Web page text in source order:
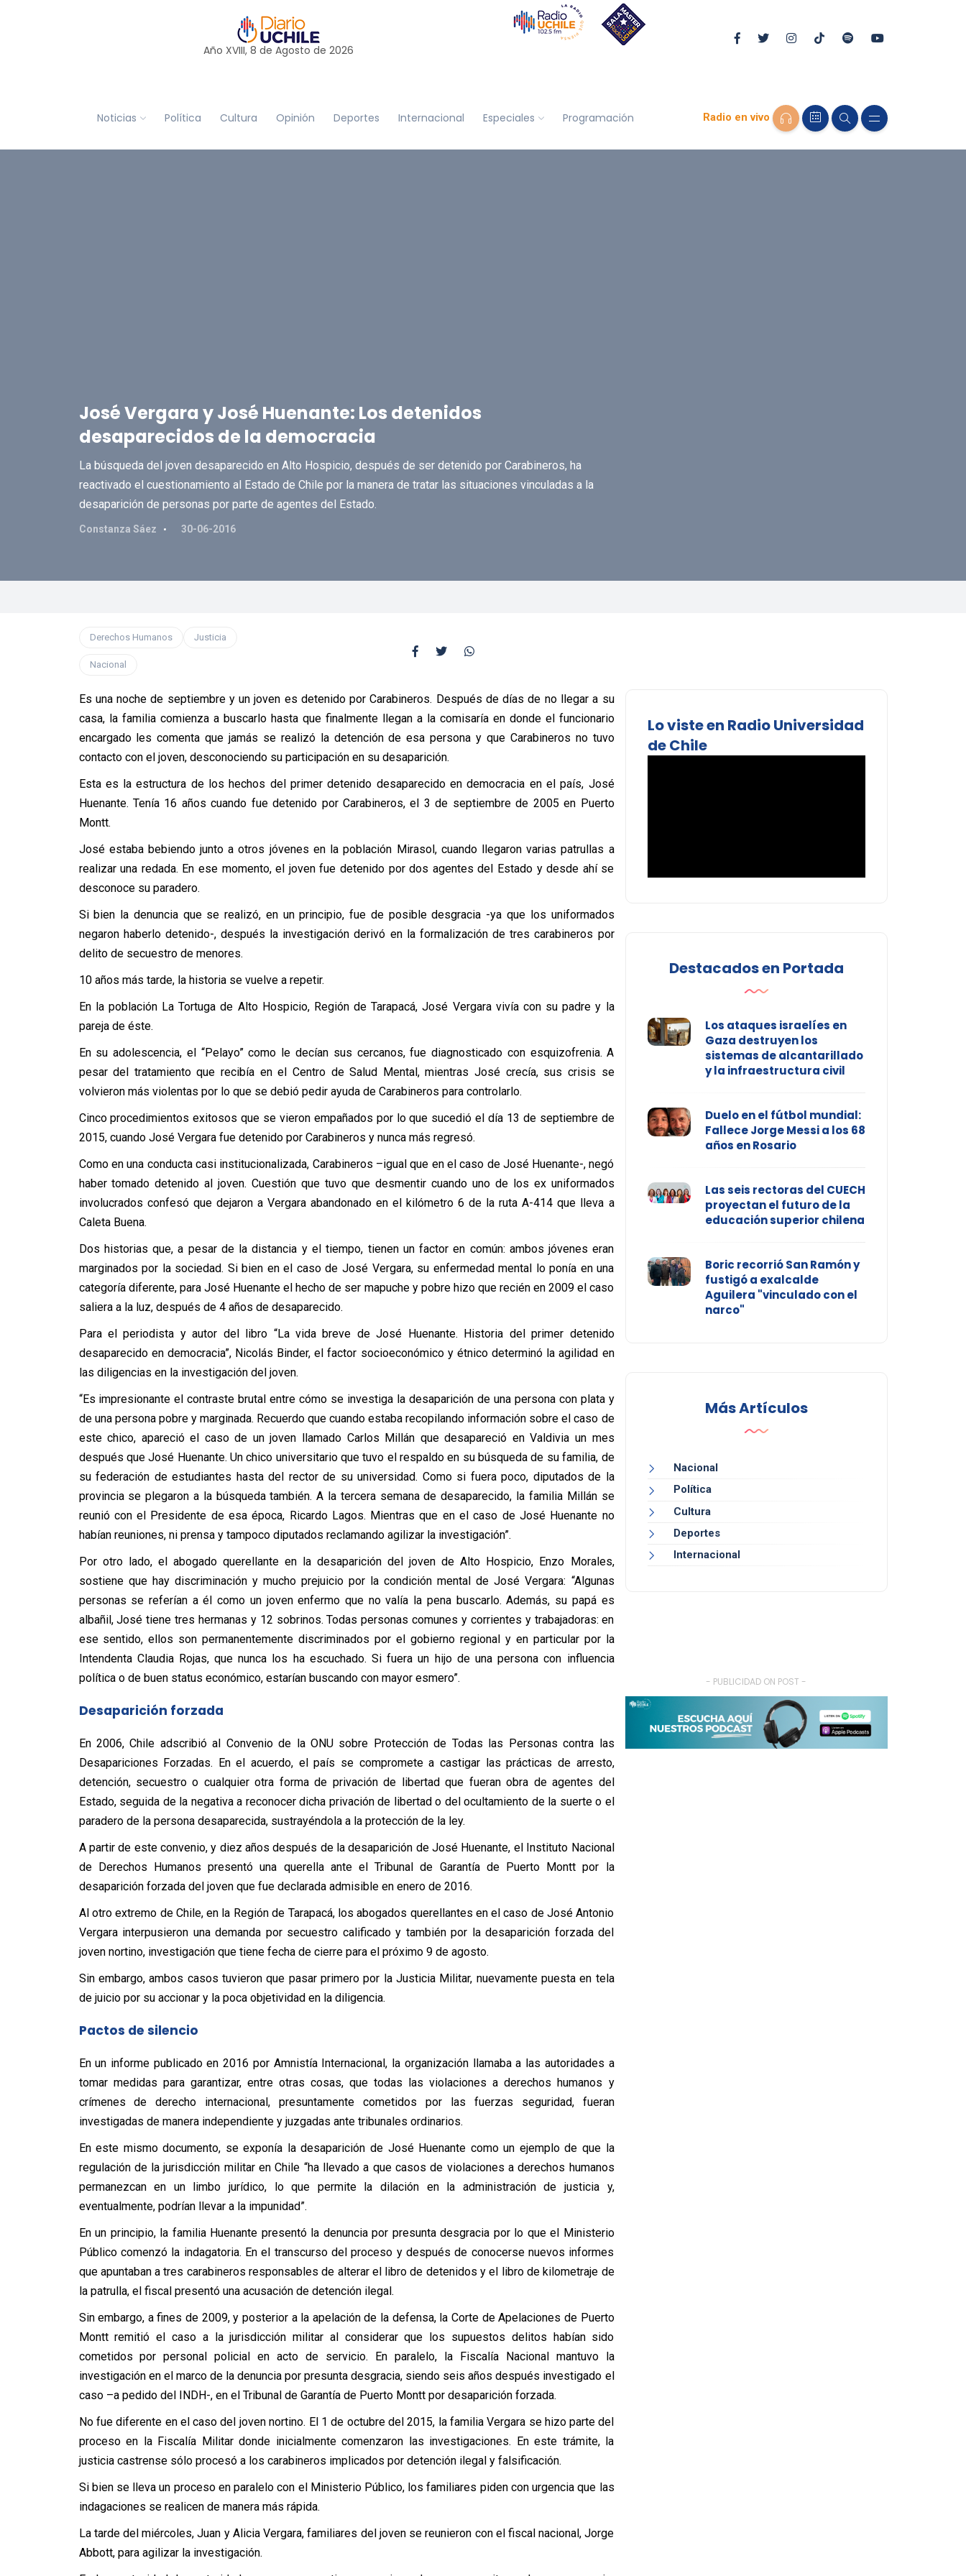
Año XVIII, 8 de Agosto de 2026
Noticias Política Cultura Opinión Deportes Internacional Especiales Programación Radio en vivo
José Vergara y José Huenante: Los detenidos
desaparecidos de la democracia
La búsqueda del joven desaparecido en Alto Hospicio, después de ser detenido por Carabineros, ha
reactivado el cuestionamiento al Estado de Chile por la manera de tratar las situaciones vinculadas a la
desaparición de personas por parte de agentes del Estado.
Constanza Sáez 30-06-2016
Derechos Humanos Justicia
Nacional
Es una noche de septiembre y un joven es detenido por Carabineros. Después de días de no llegar a su
casa, la familia comienza a buscarlo hasta que finalmente llegan a la comisaría en donde el funcionario
encargado les comenta que jamás se realizó la detención de esa persona y que Carabineros no tuvo
contacto con el joven, desconociendo su participación en su desaparición.
Esta es la estructura de los hechos del primer detenido desaparecido en democracia en el país, José
Huenante. Tenía 16 años cuando fue detenido por Carabineros, el 3 de septiembre de 2005 en Puerto
Montt.
José estaba bebiendo junto a otros jóvenes en la población Mirasol, cuando llegaron varias patrullas a
realizar una redada. En ese momento, el joven fue detenido por dos agentes del Estado y desde ahí se
desconoce su paradero.
Si bien la denuncia que se realizó, en un principio, fue de posible desgracia -ya que los uniformados
negaron haberlo detenido-, después la investigación derivó en la formalización de tres carabineros por
delito de secuestro de menores.
10 años más tarde, la historia se vuelve a repetir.
En la población La Tortuga de Alto Hospicio, Región de Tarapacá, José Vergara vivía con su padre y la
pareja de éste.
En su adolescencia, el “Pelayo” como le decían sus cercanos, fue diagnosticado con esquizofrenia. A
pesar del tratamiento que recibía en el Centro de Salud Mental, mientras José crecía, sus crisis se
volvieron más violentas por lo que se debió pedir ayuda de Carabineros para controlarlo.
Cinco procedimientos exitosos que se vieron empañados por lo que sucedió el día 13 de septiembre de
2015, cuando José Vergara fue detenido por Carabineros y nunca más regresó.
Como en una conducta casi institucionalizada, Carabineros –igual que en el caso de José Huenante-, negó
haber tomado detenido al joven. Cuestión que tuvo que desmentir cuando uno de los ex uniformados
involucrados confesó que dejaron a Vergara abandonado en el kilómetro 6 de la ruta A-414 que lleva a
Caleta Buena.
Dos historias que, a pesar de la distancia y el tiempo, tienen un factor en común: ambos jóvenes eran
marginados por la sociedad. Si bien en el caso de José Vergara, su enfermedad mental lo ponía en una
categoría diferente, para José Huenante el hecho de ser mapuche y pobre hizo que recién en 2009 el caso
saliera a la luz, después de 4 años de desaparecido.
Para el periodista y autor del libro “La vida breve de José Huenante. Historia del primer detenido
desaparecido en democracia”, Nicolás Binder, el factor socioeconómico y étnico determinó la agilidad en
las diligencias en la investigación del joven.
“Es impresionante el contraste brutal entre cómo se investiga la desaparición de una persona con plata y
de una persona pobre y marginada. Recuerdo que cuando estaba recopilando información sobre el caso de
este chico, apareció el caso de un joven llamado Carlos Millán que desapareció en Valdivia un mes
después que José Huenante. Un chico universitario que tuvo el respaldo en su búsqueda de su familia, de
su federación de estudiantes hasta del rector de su universidad. Como si fuera poco, diputados de la
provincia se plegaron a la búsqueda también. A la tercera semana de desaparecido, la familia Millán se
reunió con el Presidente de esa época, Ricardo Lagos. Mientras que en el caso de José Huenante no
habían reuniones, ni prensa y tampoco diputados reclamando agilizar la investigación”.
Por otro lado, el abogado querellante en la desaparición del joven de Alto Hospicio, Enzo Morales,
sostiene que hay discriminación y mucho prejuicio por la condición mental de José Vergara: “Algunas
personas se referían a él como un joven enfermo que no valía la pena buscarlo. Además, su papá es
albañil, José tiene tres hermanas y 12 sobrinos. Todas personas comunes y corrientes y trabajadoras: en
ese sentido, ellos son permanentemente discriminados por el gobierno regional y en particular por la
Intendenta Claudia Rojas, que nunca los ha escuchado. Si fuera un hijo de una persona con influencia
política o de buen status económico, estarían buscando con mayor esmero”.
Desaparición forzada
En 2006, Chile adscribió al Convenio de la ONU sobre Protección de Todas las Personas contra las
Desapariciones Forzadas. En el acuerdo, el país se compromete a castigar las prácticas de arresto,
detención, secuestro o cualquier otra forma de privación de libertad que fueran obra de agentes del
Estado, seguida de la negativa a reconocer dicha privación de libertad o del ocultamiento de la suerte o el
paradero de la persona desaparecida, sustrayéndola a la protección de la ley.
A partir de este convenio, y diez años después de la desaparición de José Huenante, el Instituto Nacional
de Derechos Humanos presentó una querella ante el Tribunal de Garantía de Puerto Montt por la
desaparición forzada del joven que fue declarada admisible en enero de 2016.
Al otro extremo de Chile, en la Región de Tarapacá, los abogados querellantes en el caso de José Antonio
Vergara interpusieron una demanda por secuestro calificado y también por la desaparición forzada del
joven nortino, investigación que tiene fecha de cierre para el próximo 9 de agosto.
Sin embargo, ambos casos tuvieron que pasar primero por la Justicia Militar, nuevamente puesta en tela
de juicio por su accionar y la poca objetividad en la diligencia.
Pactos de silencio
En un informe publicado en 2016 por Amnistía Internacional, la organización llamaba a las autoridades a
tomar medidas para garantizar, entre otras cosas, que todas las violaciones a derechos humanos y
crímenes de derecho internacional, presuntamente cometidos por las fuerzas seguridad, fueran
investigadas de manera independiente y juzgadas ante tribunales ordinarios.
En este mismo documento, se exponía la desaparición de José Huenante como un ejemplo de que la
regulación de la jurisdicción militar en Chile “ha llevado a que casos de violaciones a derechos humanos
permanezcan en un limbo jurídico, lo que permite la dilación en la administración de justicia y,
eventualmente, podrían llevar a la impunidad”.
En un principio, la familia Huenante presentó la denuncia por presunta desgracia por lo que el Ministerio
Público comenzó la indagatoria. En el transcurso del proceso y después de conocerse nuevos informes
que apuntaban a tres carabineros responsables de alterar el libro de detenidos y el libro de kilometraje de
la patrulla, el fiscal presentó una acusación de detención ilegal.
Sin embargo, a fines de 2009, y posterior a la apelación de la defensa, la Corte de Apelaciones de Puerto
Montt remitió el caso a la jurisdicción militar al considerar que los supuestos delitos habían sido
cometidos por personal policial en acto de servicio. En paralelo, la Fiscalía Nacional mantuvo la
investigación en el marco de la denuncia por presunta desgracia, siendo seis años después investigado el
caso –a pedido del INDH-, en el Tribunal de Garantía de Puerto Montt por desaparición forzada.
No fue diferente en el caso del joven nortino. El 1 de octubre del 2015, la familia Vergara se hizo parte del
proceso en la Fiscalía Militar donde inicialmente comenzaron las investigaciones. En este trámite, la
justicia castrense sólo procesó a los carabineros implicados por detención ilegal y falsificación.
Si bien se lleva un proceso en paralelo con el Ministerio Público, los familiares piden con urgencia que las
indagaciones se realicen de manera más rápida.
La tarde del miércoles, Juan y Alicia Vergara, familiares del joven se reunieron con el fiscal nacional, Jorge
Abbott, para agilizar la investigación.
Lo viste en Radio Universidad
de Chile
Destacados en Portada
Los ataques israelíes en
Gaza destruyen los
sistemas de alcantarillado
y la infraestructura civil
Duelo en el fútbol mundial:
Fallece Jorge Messi a los 68
años en Rosario
Las seis rectoras del CUECH
proyectan el futuro de la
educación superior chilena
Boric recorrió San Ramón y
fustigó a exalcalde
Aguilera "vinculado con el
narco"
Más Artículos
Nacional
Política
Cultura
Deportes
Internacional
- PUBLICIDAD ON POST -